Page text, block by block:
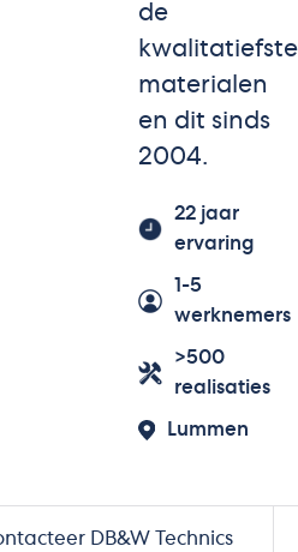
de
kwalitatiefste
materialen
en dit sinds
2004.
22 jaar
ervaring
1-5
werknemers
>500
realisaties
Lummen
Realisaties Beoordelingen
DB&W Technics